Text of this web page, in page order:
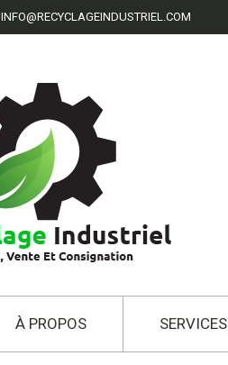
INFO@RECYCLAGEINDUSTRIEL.COM
À PROPOS SERVICES